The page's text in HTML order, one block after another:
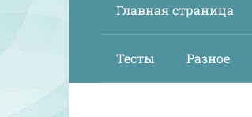
Главная страница
Тесты Разное